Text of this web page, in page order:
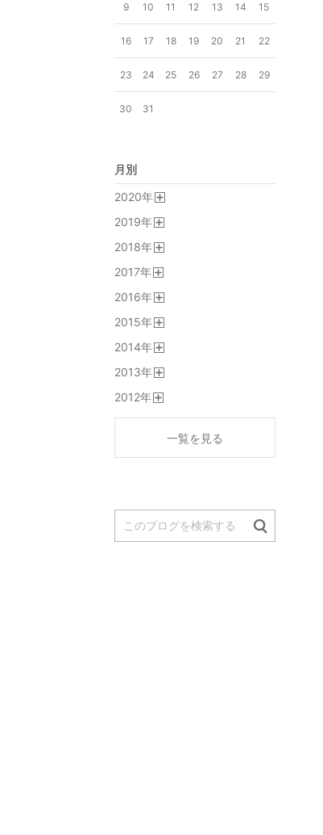
9 10 11 12 13 14 15
16 17 18 19 20 21 22
23 24 25 26 27 28 29
30 31
月別
2020年
2019年
2018年
2017年
2016年
2015年
2014年
2013年
2012年
一覧を見る